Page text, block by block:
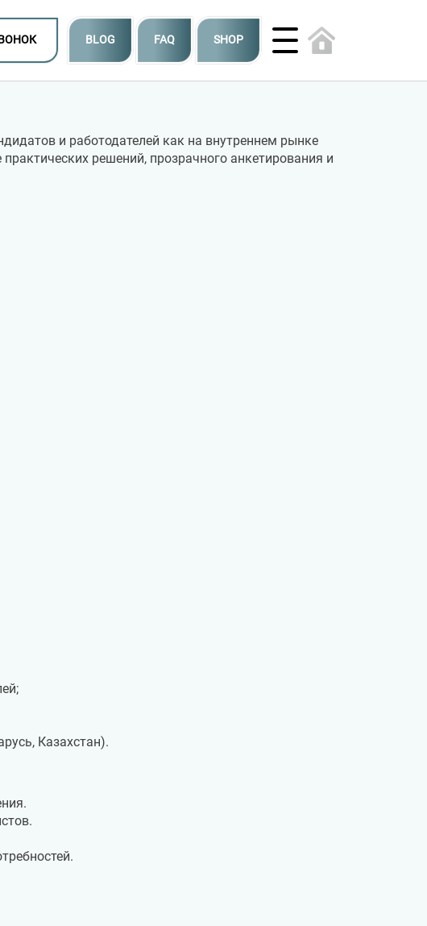
BLOG FAQ SHOP
и работодателей как на внутреннем рынке
решений, прозрачного анкетирования и
Казахстан).